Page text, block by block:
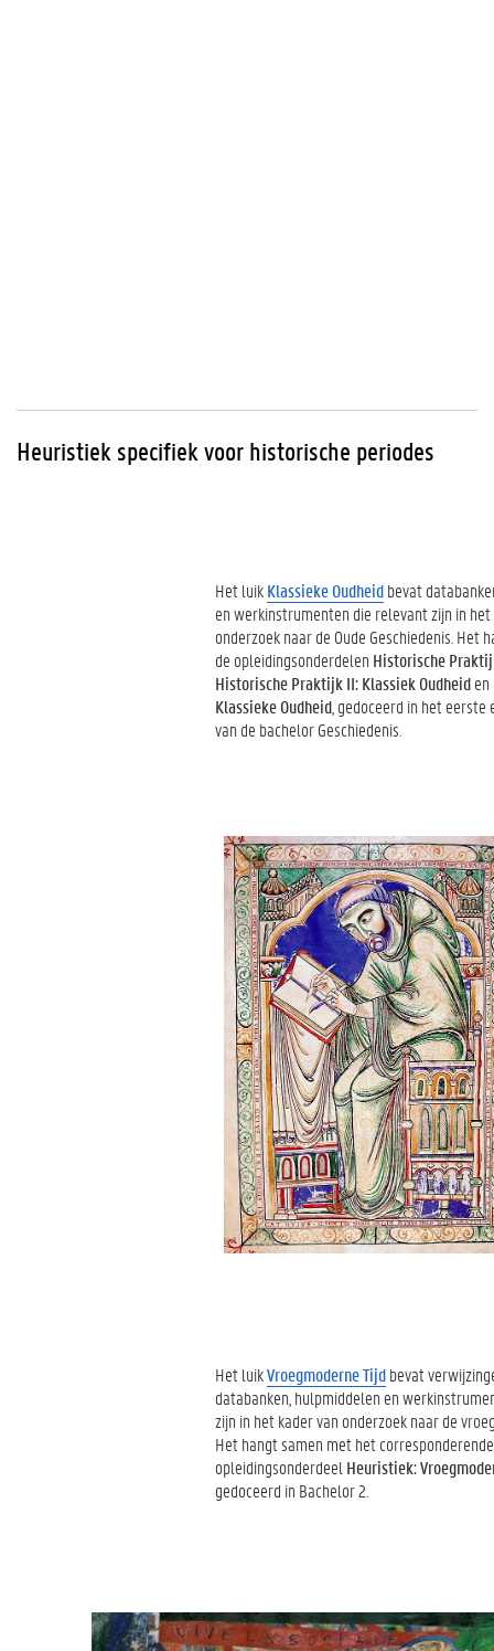
Heuristiek specifiek voor historische periodes
Het luikKlassieke Oudheidbevat
en werkinstrumenten die relevant zijn in het
onderzoek naar de Oude Geschiedenis. Het
de opleidingsonderdelen Historische
Historische Praktijk II: Klassiek Oudheiden
Klassieke Oudheid , gedoceerd in het
van de bachelor Geschiedenis.
Het luikVroegmoderne Tijdbevat
databanken, hulpmiddelen en
zijn in het kader van onderzoek naar de
Het hangt samen met het corresponderende
opleidingsonderdeel Heuristiek:
gedoceerd in Bachelor 2.